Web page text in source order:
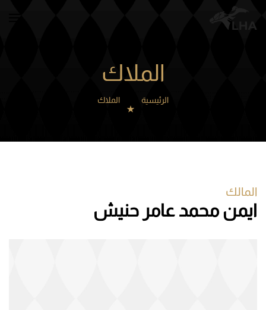
الملاك
الرئيسية الملاك
المالك
ايمن محمد عامر حنيش